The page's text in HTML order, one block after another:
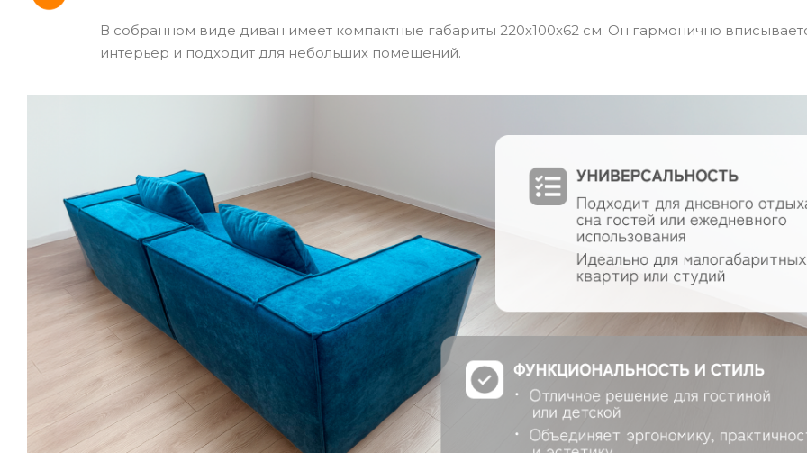
В собранном виде диван имеет компактные габариты 220х100х62 см. Он гармонично
интерьер и подходит для небольших помещений.